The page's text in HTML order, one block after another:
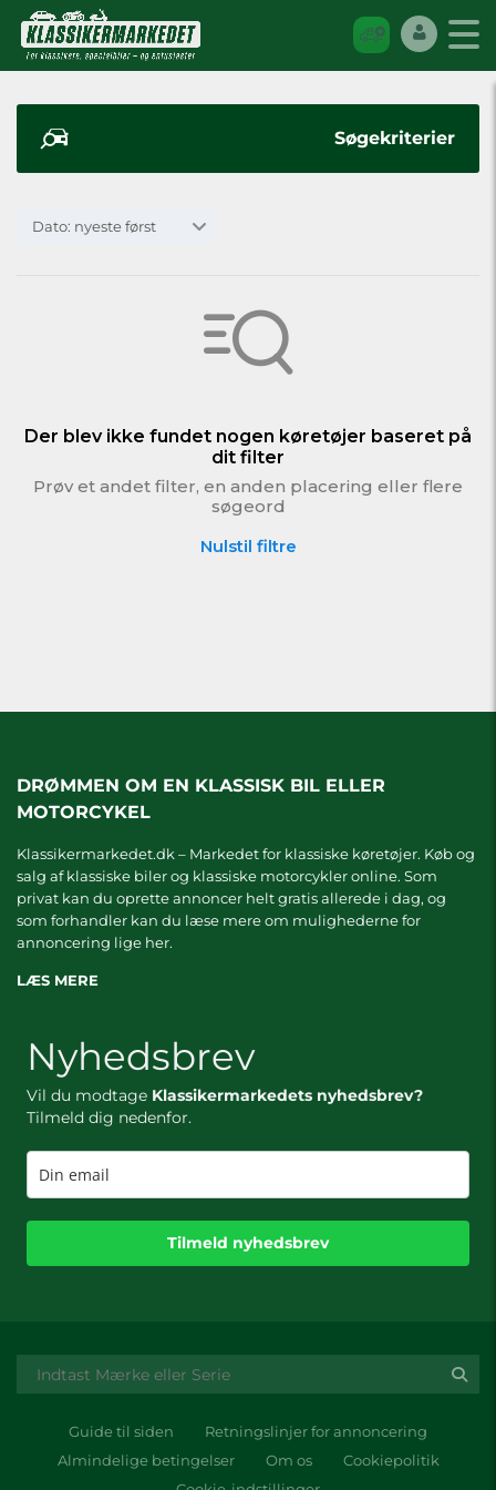
Søgekriterier
Dato: nyeste først
Der blev ikke fundet nogen køretøjer baseret på
dit filter
Prøv et andet filter, en anden placering eller flere
søgeord
Nulstil filtre
DRØMMEN OM EN KLASSISK BIL ELLER
MOTORCYKEL
Klassikermarkedet.dk – Markedet for klassiske køretøjer. Køb og
salg af klassiske biler og klassiske motorcykler online. Som
privat kan du oprette annoncer helt gratis allerede i dag, og
som forhandler kan du læse mere om mulighederne for
annoncering lige her.
LÆS MERE
Nyhedsbrev
Vil du modtage Klassikermarkedets nyhedsbrev?
Tilmeld dig nedenfor.
Tilmeld nyhedsbrev
Guide til siden
Retningslinjer for annoncering
Almindelige betingelser
Om os
Cookiepolitik